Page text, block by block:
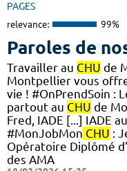
PAGES
relevance: 99%
Paroles de
Travailler au CHU de
Montpellier vous
vie ! #OnPrendSoin :
partout au CHU de
Fred, IADE [...] IADE au
#MonJobMon CHU :
Opératoire Diplômé
des AMA